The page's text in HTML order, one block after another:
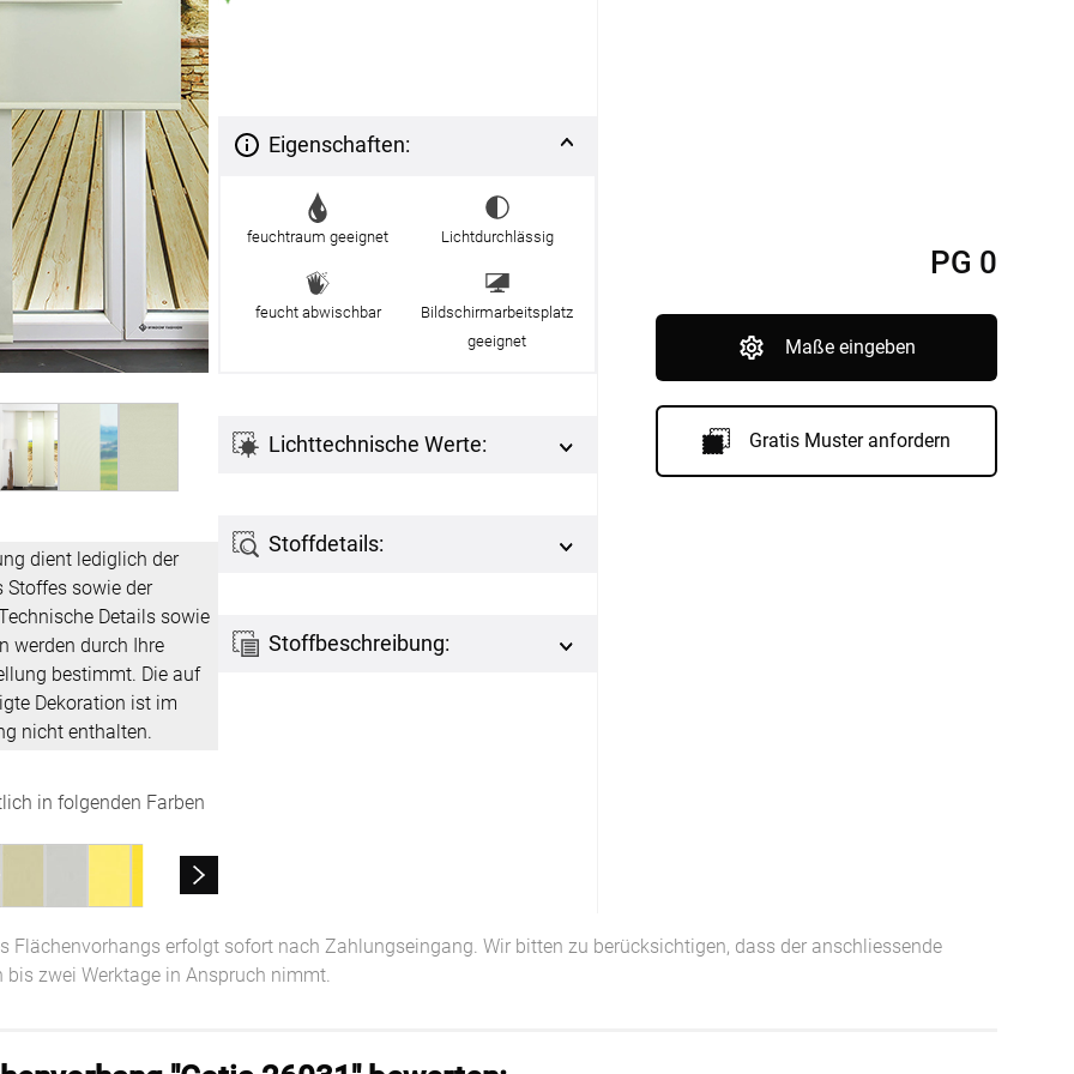
Mass
Zubehör
Massanfertigung
Fertiggrössen
Alle Dekostoffe
Zubehör
Versandinformation
Reklamation
Widerruf
Unsere Versandpartner:
dient lediglich der
Stoffes sowie der
Details sowie
werden durch Ihre
bestimmt. Die auf
Dekoration ist im
nicht enthalten.
in folgenden Farben
Eigenschaften:
feuchtraum geeignet Lichtdurchlässig
feucht abwischbar
Bildschirmarbeitsplatz
geeignet
Lichttechnische Werte:
Stoffdetails:
Stoffbeschreibung:
PG 0
Maße eingeben
Gratis Muster anfordern
Flächenvorhangs erfolgt sofort nach Zahlungseingang. Wir bitten zu berücksichtigen, dass der anschliessende
bis zwei Werktage in Anspruch nimmt.